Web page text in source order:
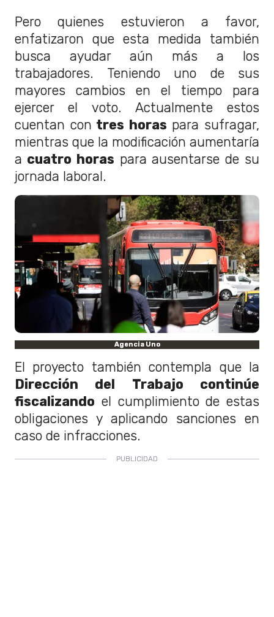
Pero quienes estuvieron a favor,
enfatizaron que esta medida también
busca ayudar aún más a los
trabajadores. Teniendo uno de sus
mayores cambios en el tiempo para
ejercer el voto. Actualmente estos
cuentan con tres horas para sufragar,
mientras que la modificación aumentaría
a cuatro horas para ausentarse de su
jornada laboral.
Agencia Uno
El proyecto también contempla que la
Dirección del Trabajo continúe
fiscalizando el cumplimiento de estas
obligaciones y aplicando sanciones en
caso de infracciones.